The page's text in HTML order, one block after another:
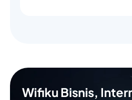
Wifiku Bisnis,